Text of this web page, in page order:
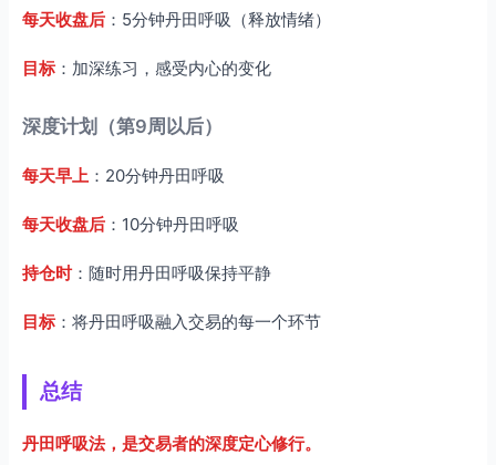
每天收盘后 ：5分钟丹田呼吸（释放情绪）
目标 ：加深练习，感受内心的变化
深度计划（第9周以后）
每天早上 ：20分钟丹田呼吸
每天收盘后 ：10分钟丹田呼吸
持仓时：随时用丹田呼吸保持平静
目标 ：将丹田呼吸融入交易的每一个环节
总结
丹田呼吸法，是交易者的深度定心修行。